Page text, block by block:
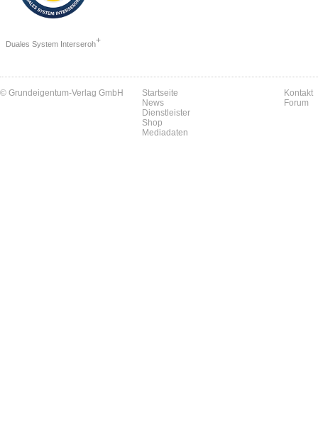
Duales System Interseroh+
© Grundeigentum-Verlag GmbH
Startseite
News
Dienstleister
Shop
Mediadaten
Kontakt
Forum